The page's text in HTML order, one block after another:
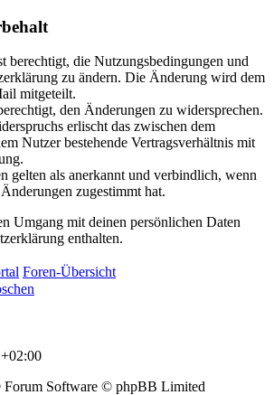
berechtigt, die Nutzungsbedingungen und
zu ändern. Die Änderung wird dem
mitgeteilt.
den Änderungen zu widersprechen.
erlischt das zwischen dem
Nutzer bestehende Vertragsverhältnis mit
gelten als anerkannt und verbindlich, wenn
zugestimmt hat.
Umgang mit deinen persönlichen Daten
enthalten.
Foren-Übersicht
Software © phpBB Limited